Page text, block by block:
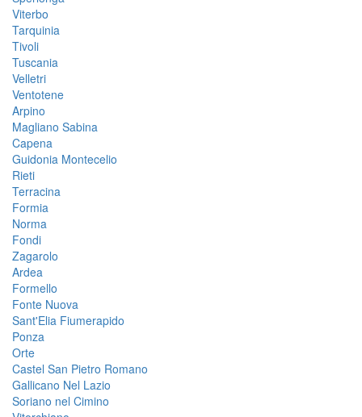
Viterbo
Tarquinia
Tivoli
Tuscania
Velletri
Ventotene
Arpino
Magliano Sabina
Capena
Guidonia Montecelio
Rieti
Terracina
Formia
Norma
Fondi
Zagarolo
Ardea
Formello
Fonte Nuova
Sant'Elia Fiumerapido
Ponza
Orte
Castel San Pietro Romano
Gallicano Nel Lazio
Soriano nel Cimino